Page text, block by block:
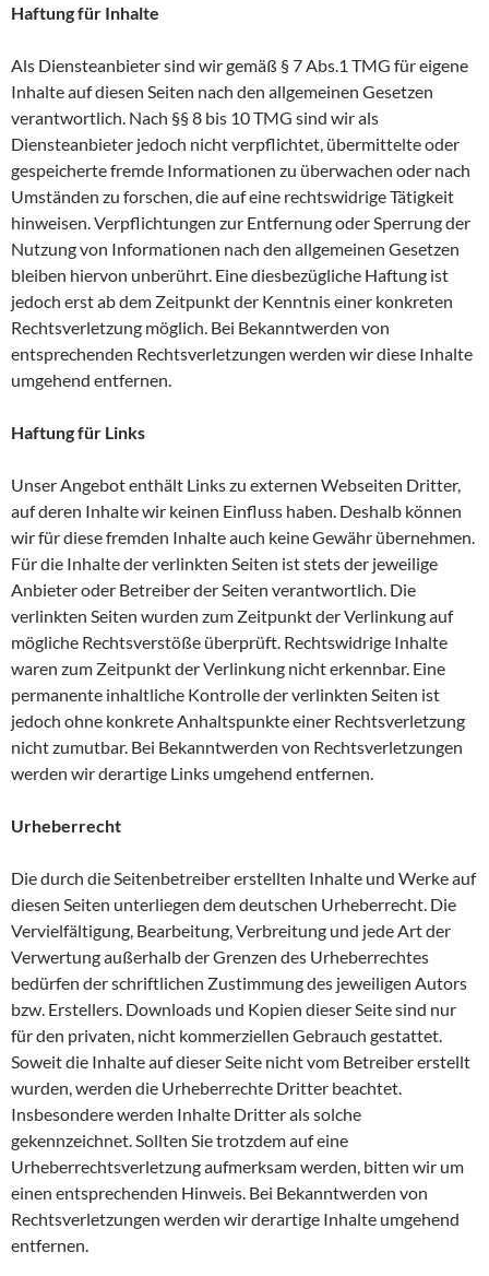
Haftung für Inhalte
Als Diensteanbieter sind wir gemäß § 7 Abs.1 TMG für eigene
Inhalte auf diesen Seiten nach den allgemeinen Gesetzen
verantwortlich. Nach §§ 8 bis 10 TMG sind wir als
Diensteanbieter jedoch nicht verpflichtet, übermittelte oder
gespeicherte fremde Informationen zu überwachen oder nach
Umständen zu forschen, die auf eine rechtswidrige Tätigkeit
hinweisen. Verpflichtungen zur Entfernung oder Sperrung der
Nutzung von Informationen nach den allgemeinen Gesetzen
bleiben hiervon unberührt. Eine diesbezügliche Haftung ist
jedoch erst ab dem Zeitpunkt der Kenntnis einer konkreten
Rechtsverletzung möglich. Bei Bekanntwerden von
entsprechenden Rechtsverletzungen werden wir diese Inhalte
umgehend entfernen.
Haftung für Links
Unser Angebot enthält Links zu externen Webseiten Dritter,
auf deren Inhalte wir keinen Einfluss haben. Deshalb können
wir für diese fremden Inhalte auch keine Gewähr übernehmen.
Für die Inhalte der verlinkten Seiten ist stets der jeweilige
Anbieter oder Betreiber der Seiten verantwortlich. Die
verlinkten Seiten wurden zum Zeitpunkt der Verlinkung auf
mögliche Rechtsverstöße überprüft. Rechtswidrige Inhalte
waren zum Zeitpunkt der Verlinkung nicht erkennbar. Eine
permanente inhaltliche Kontrolle der verlinkten Seiten ist
jedoch ohne konkrete Anhaltspunkte einer Rechtsverletzung
nicht zumutbar. Bei Bekanntwerden von Rechtsverletzungen
werden wir derartige Links umgehend entfernen.
Urheberrecht
Die durch die Seitenbetreiber erstellten Inhalte und Werke auf
diesen Seiten unterliegen dem deutschen Urheberrecht. Die
Vervielfältigung, Bearbeitung, Verbreitung und jede Art der
Verwertung außerhalb der Grenzen des Urheberrechtes
bedürfen der schriftlichen Zustimmung des jeweiligen Autors
bzw. Erstellers. Downloads und Kopien dieser Seite sind nur
für den privaten, nicht kommerziellen Gebrauch gestattet.
Soweit die Inhalte auf dieser Seite nicht vom Betreiber erstellt
wurden, werden die Urheberrechte Dritter beachtet.
Insbesondere werden Inhalte Dritter als solche
gekennzeichnet. Sollten Sie trotzdem auf eine
Urheberrechtsverletzung aufmerksam werden, bitten wir um
einen entsprechenden Hinweis. Bei Bekanntwerden von
Rechtsverletzungen werden wir derartige Inhalte umgehend
entfernen.